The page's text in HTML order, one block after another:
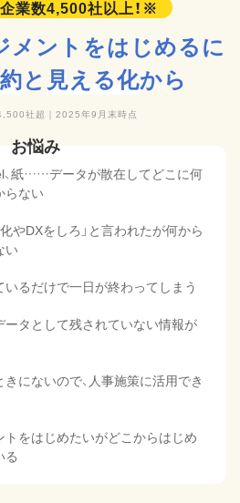
メントをはじめるに
と 見える化から
社超｜2025年9月末時点
、紙……データが散在してどこに何
らない
やDXをしろ」と言われたが何から
い
るだけで一日が終わってしまう
ータとして残されていない情報が
にないので、人事施策に活用でき
トをはじめたいがどこからはじめ
る